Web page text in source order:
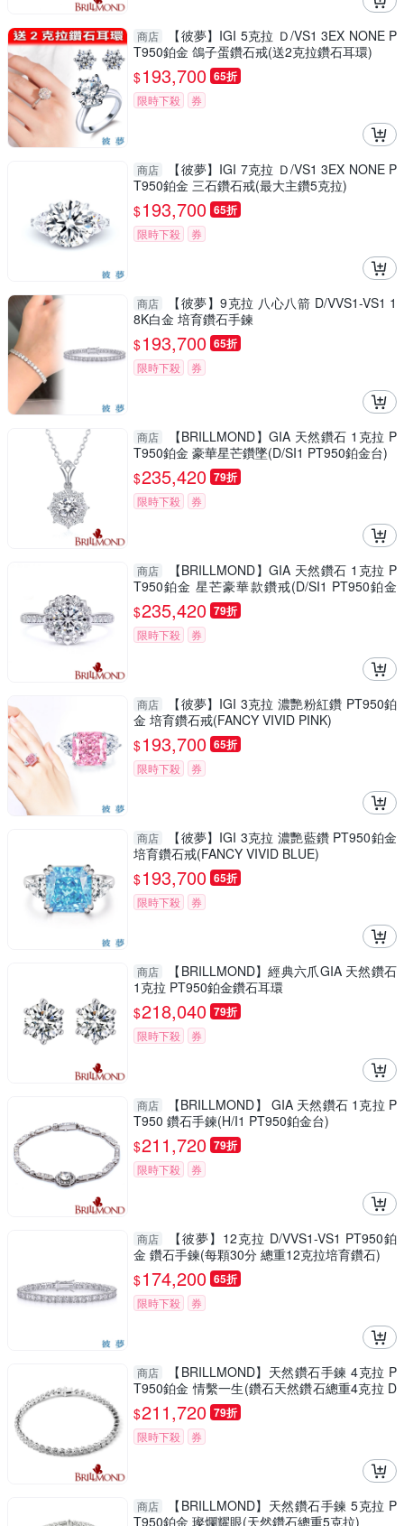
商店
【彼夢】IGI 5克拉 Ｄ/VS1 3EX NONE P
T950鉑金 鴿子蛋鑽石戒(送2克拉鑽石耳環)
$193,700 65折
限時下殺 券
商店
【彼夢】IGI 7克拉 Ｄ/VS1 3EX NONE P
T950鉑金 三石鑽石戒(最大主鑽5克拉)
$193,700 65折
限時下殺 券
商店
【彼夢】9克拉 八心八箭 D/VVS1-VS1 1
8K白金 培育鑽石手鍊
$193,700 65折
限時下殺 券
商店
【BRILLMOND】GIA 天然鑽石 1克拉 P
T950鉑金 豪華星芒鑽墜(D/SI1 PT950鉑金台)
$235,420 79折
限時下殺 券
商店
【BRILLMOND】GIA 天然鑽石 1克拉 P
T950鉑金 星芒豪華款鑽戒(D/SI1 PT950鉑金
台)
$235,420 79折
限時下殺 券
商店
【彼夢】IGI 3克拉 濃艷粉紅鑽 PT950鉑
金 培育鑽石戒(FANCY VIVID PINK)
$193,700 65折
限時下殺 券
商店
【彼夢】IGI 3克拉 濃艷藍鑽 PT950鉑金
培育鑽石戒(FANCY VIVID BLUE)
$193,700 65折
限時下殺 券
商店
【BRILLMOND】經典六爪GIA 天然鑽石
1克拉 PT950鉑金鑽石耳環
$218,040 79折
限時下殺 券
商店
【BRILLMOND】 GIA 天然鑽石 1克拉 P
T950 鑽石手鍊(H/I1 PT950鉑金台)
$211,720 79折
限時下殺 券
商店
【彼夢】12克拉 D/VVS1-VS1 PT950鉑
金 鑽石手鍊(每顆30分 總重12克拉培育鑽石)
$174,200 65折
限時下殺 券
商店
【BRILLMOND】天然鑽石手鍊 4克拉 P
T950鉑金 情繫一生(鑽石天然鑽石總重4克拉 D
-F/VVS2 )
$211,720 79折
限時下殺 券
商店
【BRILLMOND】天然鑽石手鍊 5克拉 P
T950鉑金 璨爛耀眼(天然鑽石總重5克拉)